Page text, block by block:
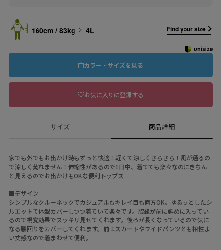
160cm / 83kg 4L Find your size
カラー・サイズを見る
お気に入りに登録する
サイズ 商品詳細
家でも外でもお出かけ時もずっと快適！軽くて涼しくさらさら！風が通るの
で涼しく蒸れません！伸縮性があるので1日中、着てても楽々なのにきちん
と見えるのでお出かけもOKな便利トップス
■デザイン
シンプルなクルーネックでカジュアルもキレイ目も両方OK。ゆるっとしたシ
ルエットで体型カバーしつつ着ていて楽々です。脇線が前に斜めに入ってい
るので視覚効果でスッキリ見せてくれます。後ろが長くなっているので気に
なる腰回りをカバーしてくれます。前はスカートやワイドパンツとも相性よ
い丈感なので着まわせて便利。